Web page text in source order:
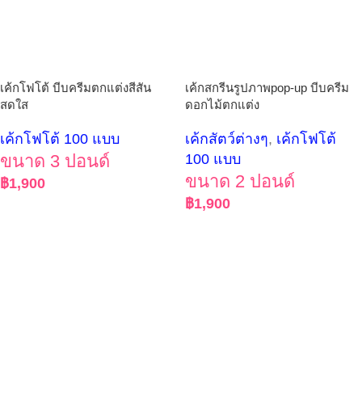
เค้กโฟโต้ บีบครีมตกแต่งสีสัน
สดใส
เค้กโฟโต้ 100 แบบ
ขนาด 3 ปอนด์
฿1,900
เค้กสกรีนรูปภาพpop-up บีบครีม
ดอกไม้ตกแต่ง
เค้กสัตว์ต่างๆ, เค้กโฟโต้
100 แบบ
ขนาด 2 ปอนด์
฿1,900